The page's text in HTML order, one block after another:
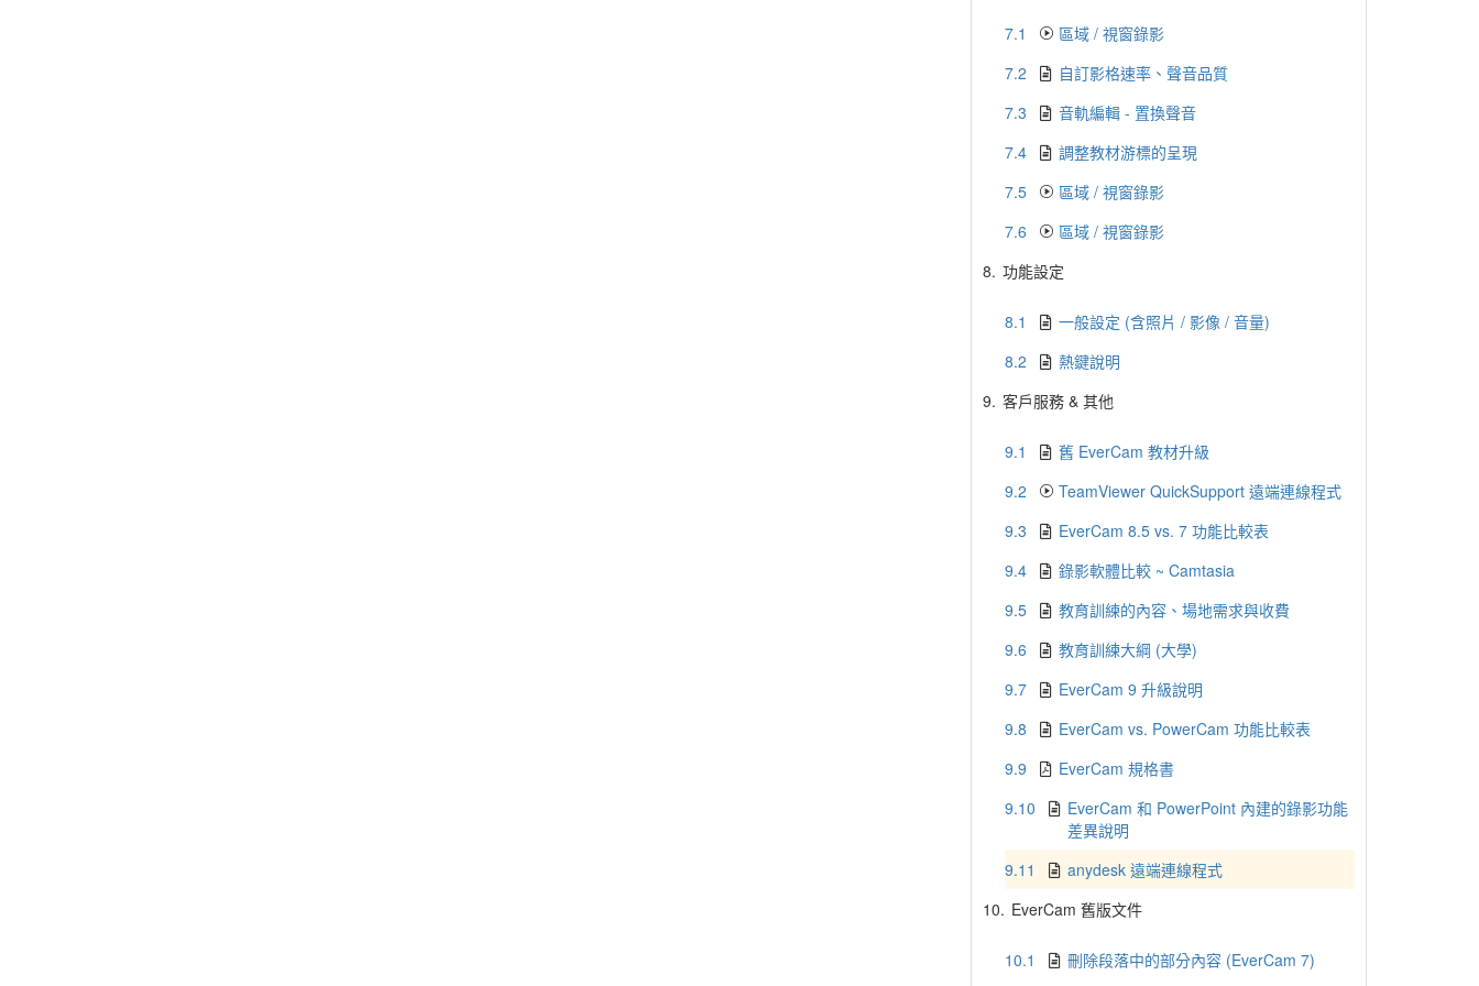
7.1
區域 / 視窗錄影
7.2
自訂影格速率、聲音品質
7.3
音軌編輯 - 置換聲音
7.4
調整教材游標的呈現
7.5
區域 / 視窗錄影
7.6
區域 / 視窗錄影
8. 功能設定
8.1
一般設定 (含照片 / 影像 / 音量)
8.2
熱鍵說明
9. 客戶服務 & 其他
9.1
舊 EverCam 教材升級
9.2
TeamViewer QuickSupport 遠端連線程式
9.3
EverCam 8.5 vs. 7 功能比較表
9.4
錄影軟體比較 ~ Camtasia
9.5
教育訓練的內容、場地需求與收費
9.6
教育訓練大綱 (大學)
9.7
EverCam 9 升級說明
9.8
EverCam vs. PowerCam 功能比較表
9.9
EverCam 規格書
9.10
EverCam 和 PowerPoint 內建的錄影功能
差異說明
9.11
anydesk 遠端連線程式
10. EverCam 舊版文件
10.1 刪除段落中的部分內容 (EverCam 7)